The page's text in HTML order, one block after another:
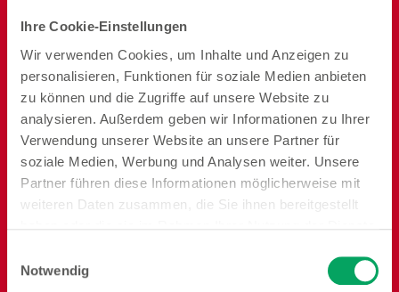
Ihre Cookie-Einstellungen
Wir verwenden Cookies, um Inhalte und Anzeigen zu
personalisieren, Funktionen für soziale Medien anbieten
zu können und die Zugriffe auf unsere Website zu
analysieren. Außerdem geben wir Informationen zu Ihrer
Verwendung unserer Website an unsere Partner für
soziale Medien, Werbung und Analysen weiter. Unsere
Partner führen diese Informationen möglicherweise mit
weiteren Daten zusammen, die Sie ihnen bereitgestellt
Einstellungen zu den Cookies finden Sie
Notwendig
Deko Kochen
Ordnung und
Vorrat